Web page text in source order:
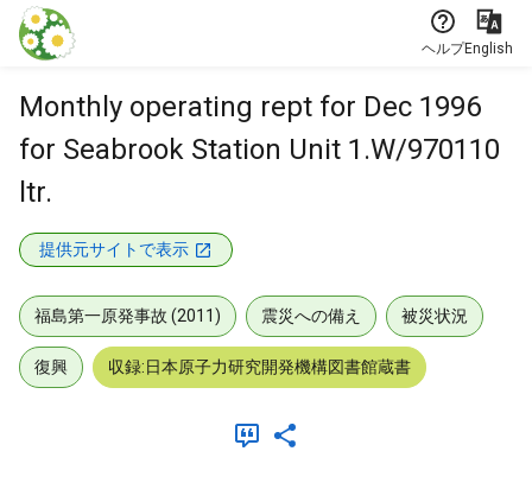
本文に飛ぶ
ヘルプEnglish
Monthly operating rept for Dec 1996
for Seabrook Station Unit 1.W/970110
ltr.
提供元サイトで表示
福島第一原発事故 (2011) 震災への備え 被災状況
復興 収録:日本原子力研究開発機構図書館蔵書